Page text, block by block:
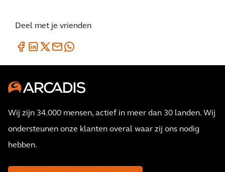
Deel met je vrienden
Wij zijn 34.000 mensen, actief in meer dan 30 landen. Wij
ondersteunen onze klanten overal waar zij ons nodig
hebben.